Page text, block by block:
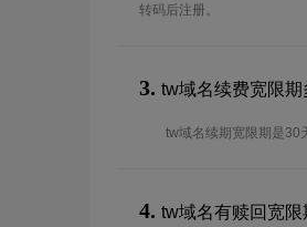
转码后注册。
3. tw域名续费宽限
tw域名续期宽限期是30
4. tw域名有赎回宽限